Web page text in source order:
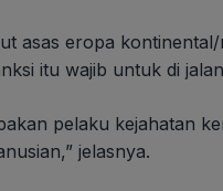
asas eropa
itu wajib untuk di
pelaku kejahatan
jelasnya.